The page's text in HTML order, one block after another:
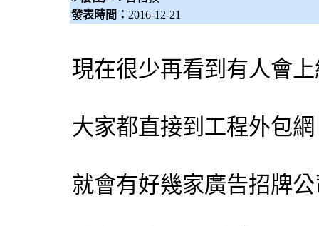
發表時間： 2016-12-21
現在很少再看到有人會
大家都直接到工程外包網
就會有好幾家廣告招牌